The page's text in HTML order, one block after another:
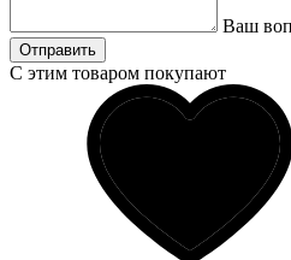
Ваш
Отправить
С этим товаром покупают